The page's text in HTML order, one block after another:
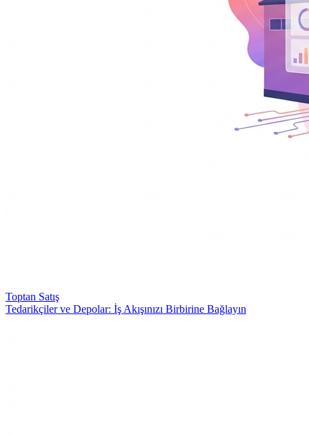
Toptan Satış
Tedarikçiler ve Depolar: İş Akışınızı Birbirine Bağlayın